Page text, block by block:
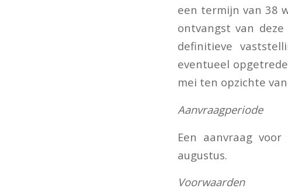
een termijn van 38
ontvangst van
definitieve
eventueel
mei ten opzichte
Aanvraagperiode
Een aanvraag
augustus.
Voorwaarden